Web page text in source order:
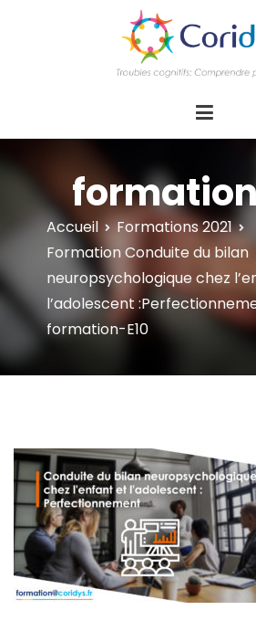
d'actions
Innovation/
troubles
Accueil
Formations 2021
Formation Conduite du bilan
neuropsychologique chez
l’adolescent
formation-E10